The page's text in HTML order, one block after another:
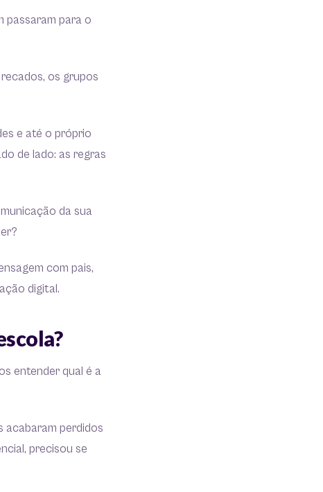
passaram para o
os grupos
e até o próprio
de lado: as regras
da sua
com pais,
digital.
entender qual é a
acabaram perdidos
precisou se